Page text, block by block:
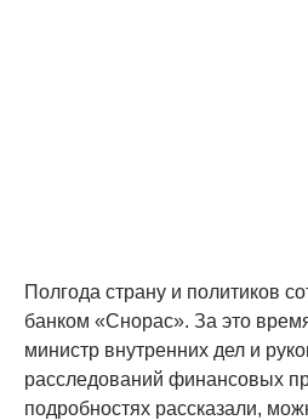
Полгода страну и политиков
банком «Снорас». За это
министр внутренних дел и
расследований финансовых
подробностях рассказали,